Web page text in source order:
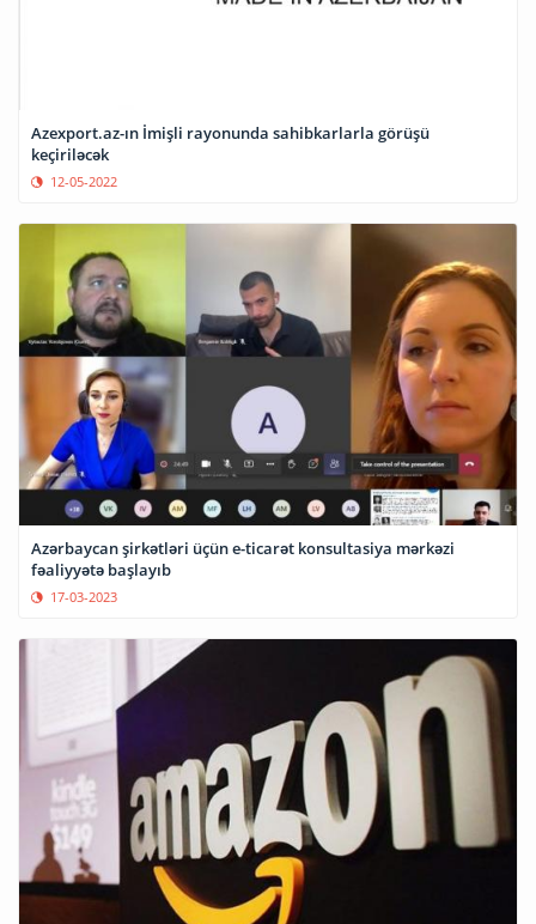
Azexport.az-ın İmişli rayonunda sahibkarlarla görüşü
keçiriləcək
12-05-2022
Azərbaycan şirkətləri üçün e-ticarət konsultasiya mərkəzi
fəaliyyətə başlayıb
17-03-2023